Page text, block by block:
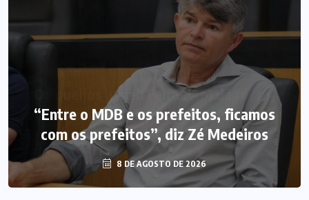
“Entre o MDB e os prefeitos, ficamos
com os prefeitos”, diz Zé Medeiros
8 DE AGOSTO DE 2026